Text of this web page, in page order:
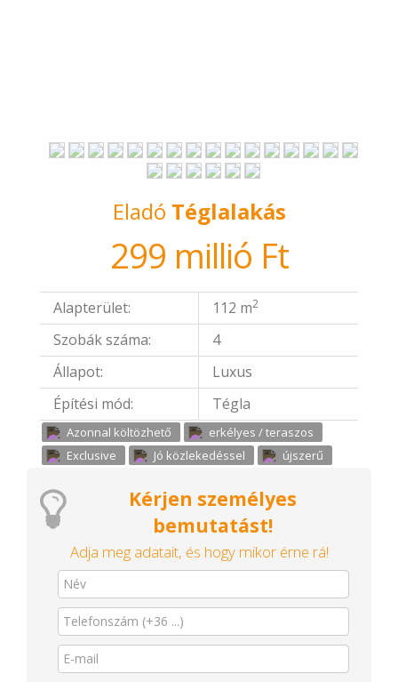
Eladó Téglalakás
299 millió Ft
Alapterület: 112 m2
Szobák száma:
4
Állapot:
Luxus
Építési mód:
Tégla
Azonnal költözhető
erkélyes / teraszos
Exclusive
Jó közlekedéssel újszerű
Kérjen személyes
bemutatást!
Adja meg adatait, és hogy mikor érne rá!